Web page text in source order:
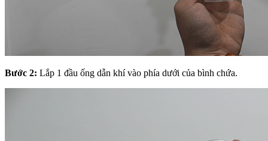
Bước 2: Lắp 1 đầu ống dẫn khí vào phía dưới của bình chứa.